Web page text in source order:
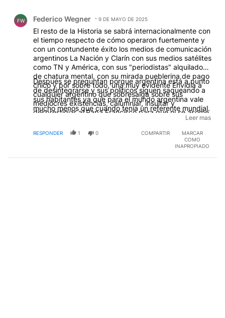
FW Federico Wegner 9 DE MAYO DE 2025
El resto de la Historia se sabrá internacionalmente con
el tiempo respecto de cómo operaron fuertemente y
con un contundente éxito los medios de comunicación
argentinos La Nación y Clarín con sus medios satélites
como TN y América, con sus "periodistas" alquilados
de chatura mental, con su mirada pueblerina de pago
chico y por sobre todo, una muy evidente Envidia a
cualquier argentino que sobresalga sobre sus
mediocres existencias, calumniar, insultar y
desprestigiar al Papa Francisco para que ni se asome
"periodistas", opinologos, panelistas y demás chantas
televisivos y radiales argentinos, todo ese operativo
de demolición comenzó a partir del 10 de diciembre
de 2015, lograron influenciar sobre la masa de
Después se preguntan porque argentina está a punto
de desintegrarse y sus políticos siguen saqueando a
sus habitantes ya que para el mundo argentina vale
mucho menos que cuando tenía un referente mundial.
Leer mas
RESPONDER 1 0 COMPARTIR
MARCAR
COMO
INAPROPIADO